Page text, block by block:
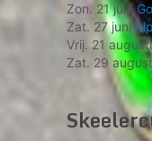
Zon. 21 juni
Zat. 27 juni
Vrij. 21
Zat. 29